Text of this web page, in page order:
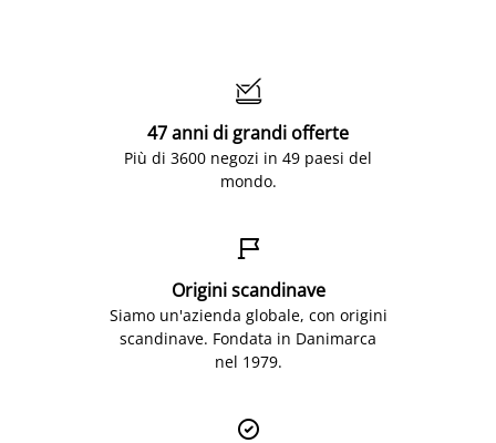

47 anni di grandi offerte
Più di 3600 negozi in 49 paesi del
mondo.

Origini scandinave
Siamo un'azienda globale, con origini
scandinave. Fondata in Danimarca
nel 1979.
